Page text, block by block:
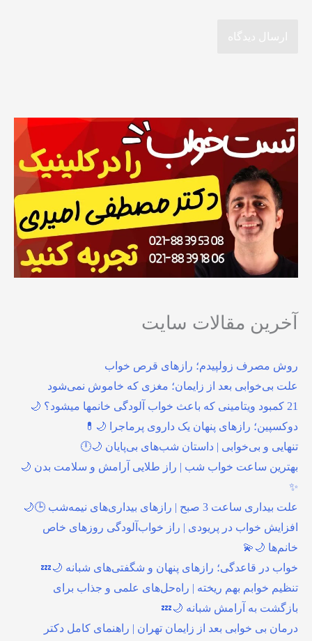
آخرین مقالات سایت
روش مصرف زولپیدم؛ رازهای قرص خواب
علت بی‌خوابی بعد از زایمان؛ مغزی که خاموش نمی‌شود
21 کمبود ویتامینی که باعث خواب آلودگی خانمها میشود؟ 🌙
دوکسپین؛ رازهای پنهان یک داروی پرماجرا 🌙💊
تنهایی و بی‌خوابی | داستان شب‌های بی‌پایان 🌙🕛
بهترین ساعت خواب شب | راز طلایی آرامش و سلامت بدن 🌙
✨
علت بیداری ساعت 3 صبح | رازهای بیداری‌های نیمه‌شب 🕒🌙
افزایش خواب در پریودی | راز خواب‌آلودگی روزهای خاص
خانم‌ها 🌙💫
خواب در قاعدگی؛ رازهای پنهان و شگفتی‌های شبانه 🌙💤
تنظیم خوابم بهم ریخته | راه‌حل‌های علمی و جذاب برای
بازگشت به آرامش شبانه 🌙💤
درمان بی خوابی بعد از زایمان تهران | راهنمای کامل دکتر